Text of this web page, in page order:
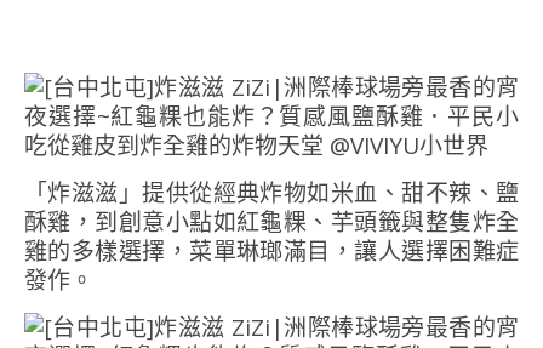
「炸滋滋」提供從經典炸物如米血、甜不辣、鹽
酥雞，到創意小點如紅龜粿、芋頭籤與整隻炸全
雞的多樣選擇，菜單琳瑯滿目，讓人選擇困難症
發作。